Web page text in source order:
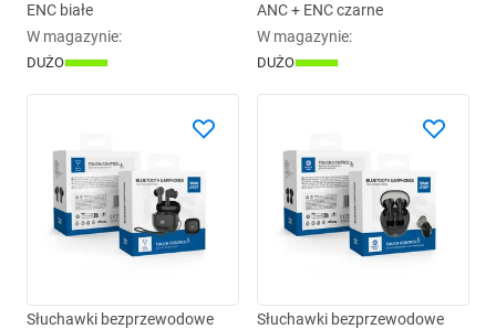
ENC białe
W magazynie:
DUŻO
ANC + ENC czarne
W magazynie:
DUŻO
Słuchawki bezprzewodowe
Słuchawki bezprzewodowe